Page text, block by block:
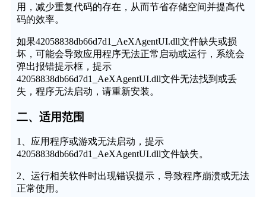
用，减少重复代码的存在，从而节省存储空间并提高代
码的效率。
如果42058838db66d7d1_AeXAgentUI.dll文件缺失或损
坏，可能会导致应用程序无法正常启动或运行，系统会
弹出报错提示框，提示
42058838db66d7d1_AeXAgentUI.dll文件无法找到或丢
失，程序无法启动，请重新安装。
二、适用范围
1、应用程序或游戏无法启动，提示
42058838db66d7d1_AeXAgentUI.dll文件缺失。
2、运行相关软件时出现错误提示，导致程序崩溃或无法
正常使用。